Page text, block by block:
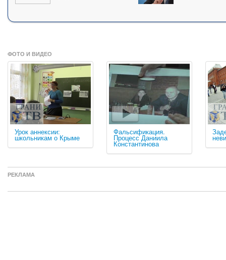
ФОТО И ВИДЕО
Урок аннексии:
школьникам о Крыме
Фальсификация.
Процесс Даниила
Константинова
РЕКЛАМА